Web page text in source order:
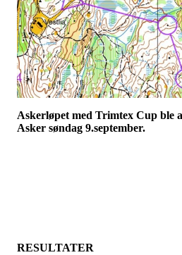
Askerløpet med Trimtex Cup ble
Asker søndag 9.september.
RESULTATER